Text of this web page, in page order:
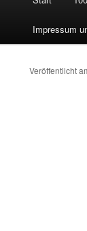
Impressum
Veröffentlicht